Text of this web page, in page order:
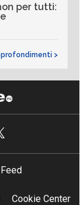
per tutti:
>
Cookie Center